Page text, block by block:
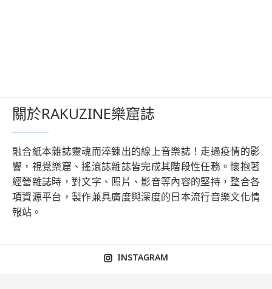
關於RAKUZINE樂窟誌
融合紙本雜誌靈魂而淬鍊出的線上音樂誌！走過疫情的影
響，視覺樂窟、搖滾誌雜誌皆完成其階段性任務。懷抱著
經營雜誌時，對文字、照片、影音等內容的堅持，整合各
項資源平台，製作兼具廣度與深度的日本流行音樂文化情
報站。
INSTAGRAM